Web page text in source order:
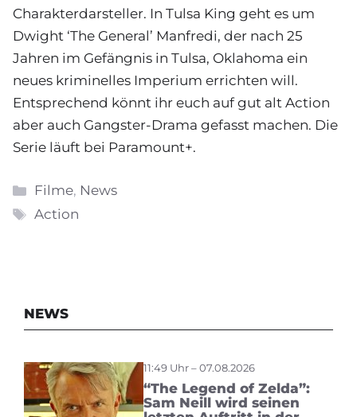
Charakterdarsteller. In Tulsa King geht es um
Dwight ‘The General’ Manfredi, der nach 25
Jahren im Gefängnis in Tulsa, Oklahoma ein
neues kriminelles Imperium errichten will.
Entsprechend könnt ihr euch auf gut alt Action
aber auch Gangster-Drama gefasst machen. Die
Serie läuft bei Paramount+.
Kategorien
Filme, News
Schlagwörter
Action
NEWS
11:49 Uhr – 07.08.2026
“The Legend of Zelda”:
Sam Neill wird seinen